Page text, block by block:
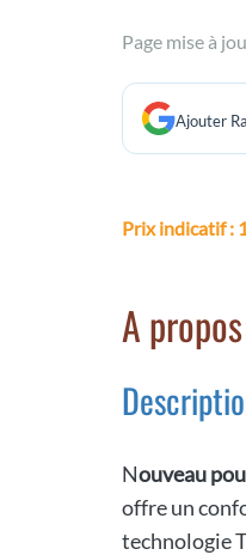
Page mise à
Ajouter
Prix indicatif:
A
Nouveau
offre un
technologie